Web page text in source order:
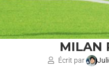
MILAN
Écrit par